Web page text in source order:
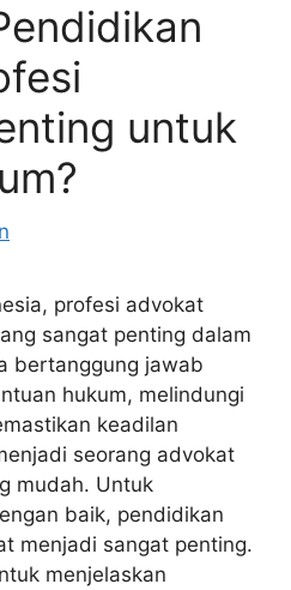
untuk
profesi advokat
sangat penting dalam
bertanggung jawab
hukum, melindungi
keadilan
seorang advokat
mudah. Untuk
baik, pendidikan
menjadi sangat penting.
menjelaskan